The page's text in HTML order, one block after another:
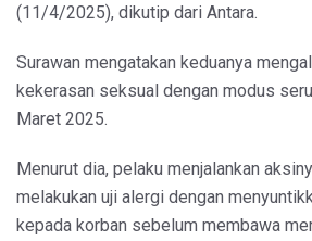
(11/4/2025), dikutip dari Antara.
Surawan mengatakan keduanya
kekerasan seksual dengan modus
Maret 2025.
Menurut dia, pelaku menjalankan
melakukan uji alergi dengan
kepada korban sebelum membawa